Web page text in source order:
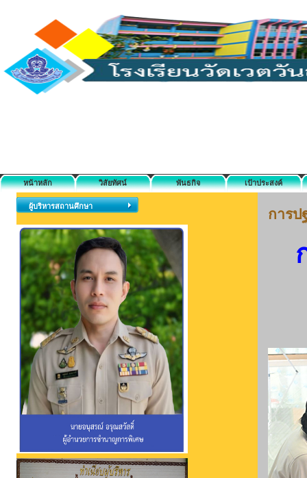
หน้าหลัก วิสัยทัศน์ พันธกิจ เป้าประสงค์
ผู้บริหารสถานศึกษา การป